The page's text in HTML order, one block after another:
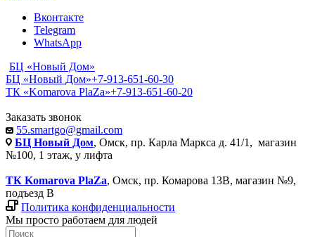
Вконтакте
Telegram
WhatsApp
БЦ «Новый Дом»
БЦ «Новый Дом»+7-913-651-60-30
ТК «Komarova PlaZa»+7-913-651-60-20
Заказать звонок
55.smartgo@gmail.com
БЦ Новый Дом, Омск, пр. Карла Маркса д. 41/1, магазин
№100, 1 этаж, у лифта
ТК Komarova PlaZa, Омск, пр. Комарова 13В, магазин №9,
подъезд В
Политика конфиденциальности
Мы просто работаем для людей